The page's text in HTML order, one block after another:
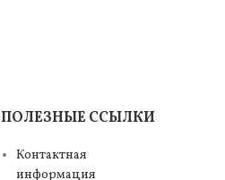
ПОЛЕЗНЫЕ ССЫЛКИ
Контактная
информация